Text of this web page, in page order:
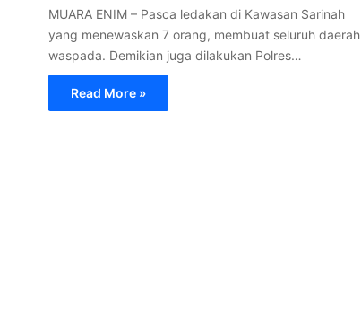
MUARA ENIM – Pasca ledakan di Kawasan Sarinah
yang menewaskan 7 orang, membuat seluruh daerah
waspada. Demikian juga dilakukan Polres…
Read More »